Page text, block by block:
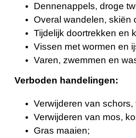
Dennenappels, droge
Overal wandelen, skiën
Tijdelijk doortrekken en
Vissen met wormen en
Varen, zwemmen en
Verboden handelingen:
Verwijderen van
Verwijderen van mos,
Gras maaien;